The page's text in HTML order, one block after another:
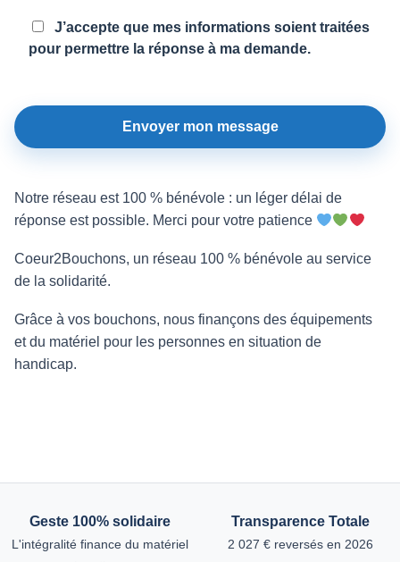
J’accepte que mes informations soient traitées
pour permettre la réponse à ma demande.
Notre réseau est 100 % bénévole : un léger délai de
réponse est possible. Merci pour votre patience
Coeur2Bouchons, un réseau 100 % bénévole au service
de la solidarité.
Grâce à vos bouchons, nous finançons des équipements
et du matériel pour les personnes en situation de
handicap.
Geste 100% solidaire
L'intégralité finance du matériel
Transparence Totale
2 027 € reversés en 2026